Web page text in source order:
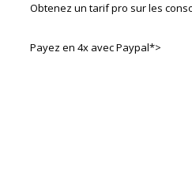
Obtenez un tarif pro sur les
Payez en 4x avec Paypal*>